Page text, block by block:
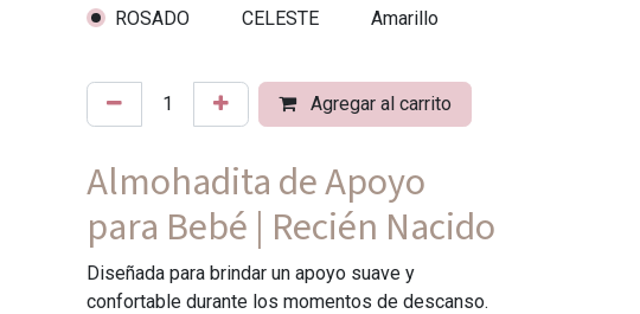
ROSADO CELESTE Amarillo
Agregar al carrito
Almohadita de Apoyo
para Bebé | Recién Nacido
Diseñada para brindar un apoyo suave y
confortable durante los momentos de descanso.